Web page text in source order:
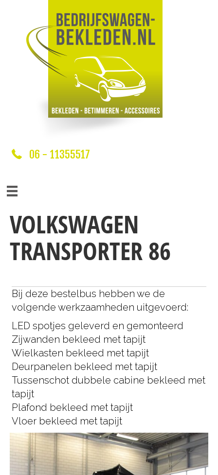
06 - 11355517
VOLKSWAGEN
TRANSPORTER 86
Bij deze bestelbus hebben we de
volgende werkzaamheden uitgevoerd:
LED spotjes geleverd en gemonteerd
Zijwanden bekleed met tapijt
Wielkasten bekleed met tapijt
Deurpanelen bekleed met tapijt
Tussenschot dubbele cabine bekleed met
tapijt
Plafond bekleed met tapijt
Vloer bekleed met tapijt